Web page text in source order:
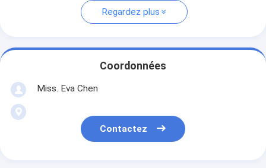
Regardez plus
Coordonnées
Miss. Eva Chen
Contactez